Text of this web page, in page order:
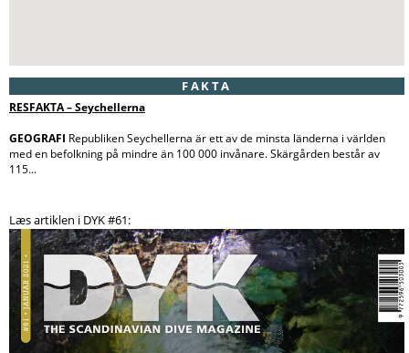
FAKTA
RESFAKTA – Seychellerna
GEOGRAFI Republiken Seychellerna är ett av de minsta länderna i världen
med en befolkning på mindre än 100 000 invånare. Skärgården består av
115...
Læs artiklen i DYK #61: